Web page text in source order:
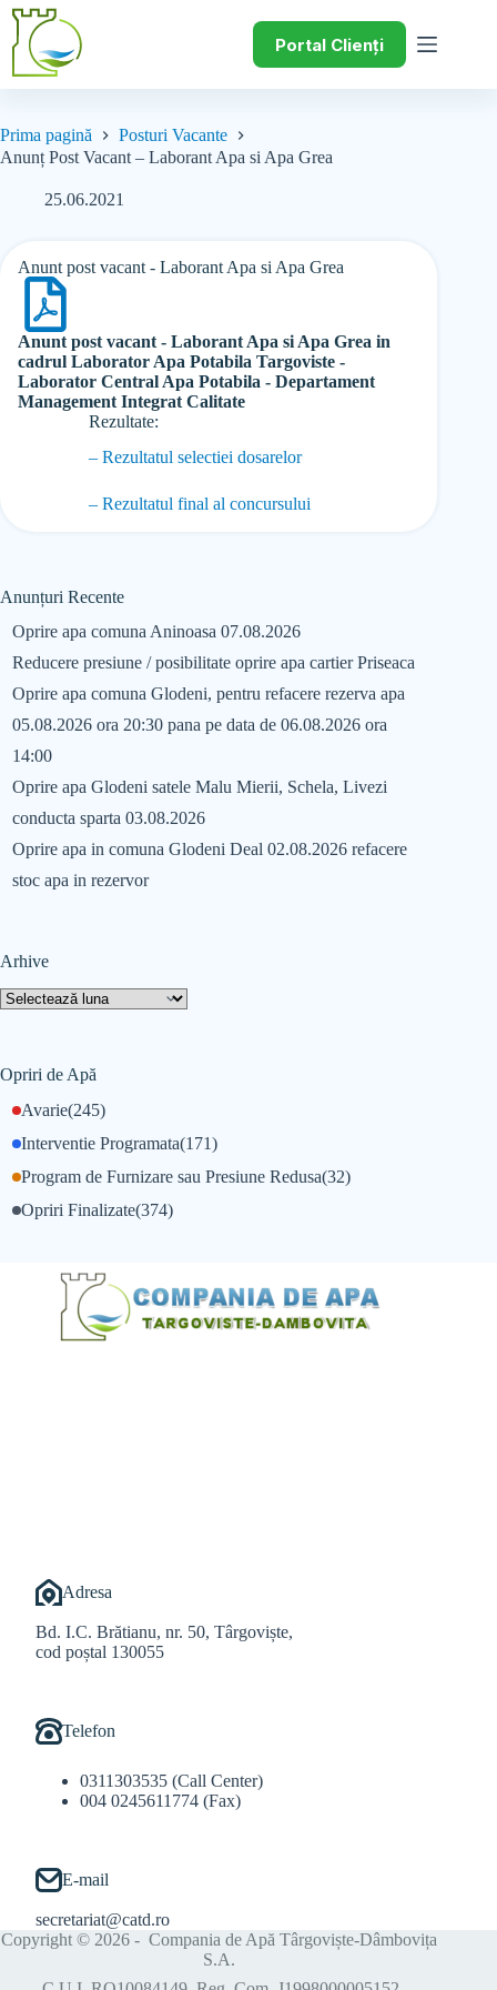
Portal Clienți
Prima pagină
Posturi Vacante
Anunț Post Vacant – Laborant Apa si Apa Grea
25.06.2021
Anunt post vacant - Laborant Apa si Apa Grea
Anunt post vacant - Laborant Apa si Apa Grea in
cadrul Laborator Apa Potabila Targoviste -
Laborator Central Apa Potabila - Departament
Management Integrat Calitate
Rezultate:
– Rezultatul selectiei dosarelor
– Rezultatul final al concursului
Anunțuri Recente
Oprire apa comuna Aninoasa 07.08.2026
Reducere presiune / posibilitate oprire apa cartier Priseaca
Oprire apa comuna Glodeni, pentru refacere rezerva apa
05.08.2026 ora 20:30 pana pe data de 06.08.2026 ora
14:00
Oprire apa Glodeni satele Malu Mierii, Schela, Livezi
conducta sparta 03.08.2026
Oprire apa in comuna Glodeni Deal 02.08.2026 refacere
stoc apa in rezervor
Arhive
Opriri de Apă
Avarie(245)
Interventie Programata(171)
Opriri Finalizate(374)
Program de Furnizare sau Presiune Redusa(32)
Adresa
Bd. I.C. Brătianu, nr. 50, Târgoviște,
cod poștal 130055
Telefon
0311303535 (Call Center)
004 0245611774 (Fax)
E-mail
secretariat@catd.ro
Copyright © 2026 - Compania de Apă Târgoviște-Dâmbovița
S.A.